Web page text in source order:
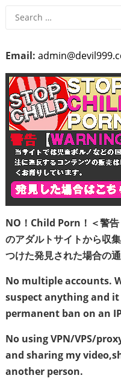
Search
Email:
NO！Child Porn！＜警告
のアダルトサイトから収
つけた発見された場合の
No multiple accounts.
suspect anything and
permanent ban on an
No using VPN/VPS/
and sharing my
another person.